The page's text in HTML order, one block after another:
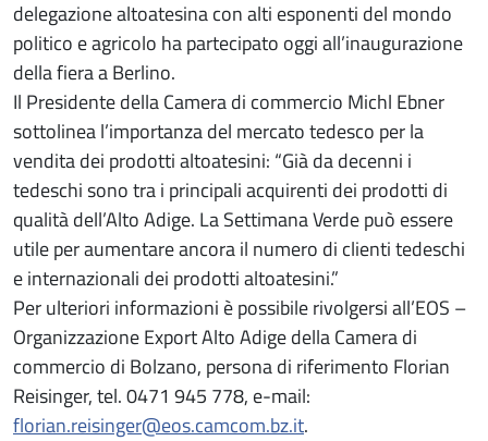
delegazione altoatesina con alti esponenti del mondo
politico e agricolo ha partecipato oggi all’inaugurazione
della fiera a Berlino.
Il Presidente della Camera di commercio Michl Ebner
sottolinea l’importanza del mercato tedesco per la
vendita dei prodotti altoatesini: “Già da decenni i
tedeschi sono tra i principali acquirenti dei prodotti di
qualità dell’Alto Adige. La Settimana Verde può essere
utile per aumentare ancora il numero di clienti tedeschi
e internazionali dei prodotti altoatesini.”
Per ulteriori informazioni è possibile rivolgersi all’EOS –
Organizzazione Export Alto Adige della Camera di
commercio di Bolzano, persona di riferimento Florian
Reisinger, tel. 0471 945 778, e-mail:
florian.reisinger@eos.camcom.bz.it.